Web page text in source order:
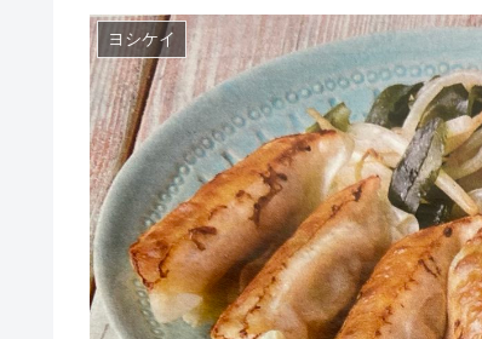
ヨシケイ